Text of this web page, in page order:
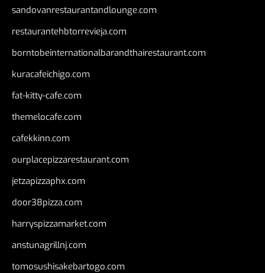
sandovanrestaurantandlounge.com
restaurantehbtorrevieja.com
borntobeinternationalbarandthairestaurant.com
kuracafeichigo.com
fat-kitty-cafe.com
themelocafe.com
cafekkinn.com
ourplacepizzarestaurant.com
jetzapizzaphx.com
door38pizza.com
harryspizzamarket.com
anstunagrillnj.com
tomosushisakebartogo.com